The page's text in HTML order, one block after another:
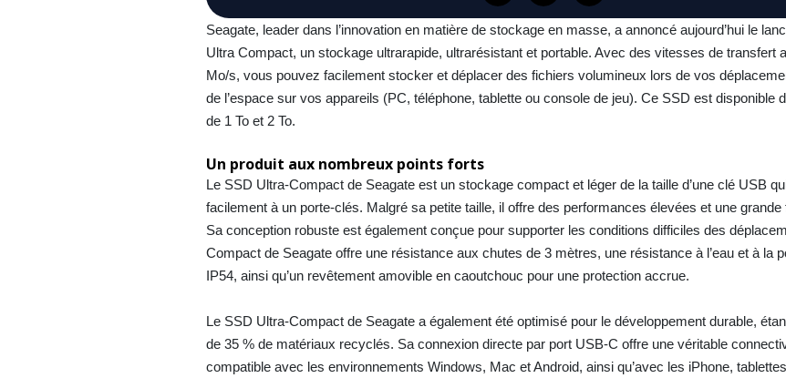
Seagate, leader dans l’innovation en matière de stockage en masse, a annoncé aujourd’hui le
Ultra Compact, un stockage ultrarapide, ultrarésistant et portable. Avec des vitesses de transfert
Mo/s, vous pouvez facilement stocker et déplacer des fichiers volumineux lors de vos
de l’espace sur vos appareils (PC, téléphone, tablette ou console de jeu). Ce SSD est disponible
de 1 To et 2 To.
Un produit aux nombreux points forts
Le SSD Ultra-Compact de Seagate est un stockage compact et léger de la taille d’une clé USB
facilement à un porte-clés. Malgré sa petite taille, il offre des performances élevées et une grande
Sa conception robuste est égalementconçue pour supporter les conditions difficiles des
Compact de Seagate offre une résistance aux chutes de 3 mètres, une résistance à l’eau et à la
IP54, ainsi qu’un revêtement amovible en caoutchouc pour une protection accrue.
Le SSD Ultra-Compact de Seagate a également été optimisé pour le développement durable,
de 35 % de matériaux recyclés. Sa connexion directe par port USB-C offre une véritable
compatible avec les environnements Windows, Mac et Android, ainsi qu’avec les iPhone,